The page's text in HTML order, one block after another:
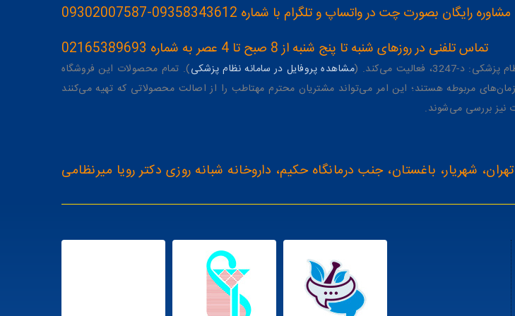
مشاوره رایگان بصورت چت در واتساپ و تلگرام با شماره 09358343612-09302007587
تماس تلفنی در روزهای شنبه تا پنج شنبه از 8 صبح تا 4 عصر به شماره 02165389693
فعالیت می‌کند. ( مشاهده پروفایل در سامانه نظام پزشکی). تمام محصولات این فروشگاه
مربوطه هستند؛ این امر می‌تواند مشتریان محترم مهتاطب را از اصالت محصولاتی که تهیه می‌کنند
نیز بررسی می‌شوند.
شهریار، باغستان، جنب درمانگاه حکیم، داروخانه شبانه روزی دکتر رویا میرنظامی